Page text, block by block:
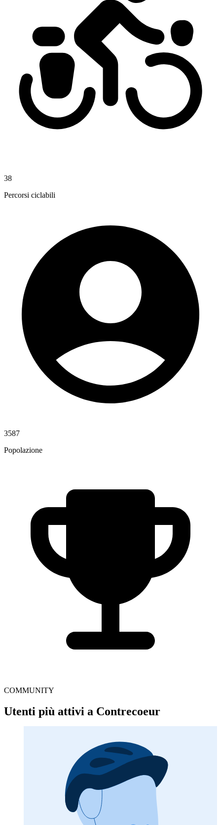
38
Percorsi ciclabili
3587
Popolazione
COMMUNITY
Utenti più attivi a Contrecoeur